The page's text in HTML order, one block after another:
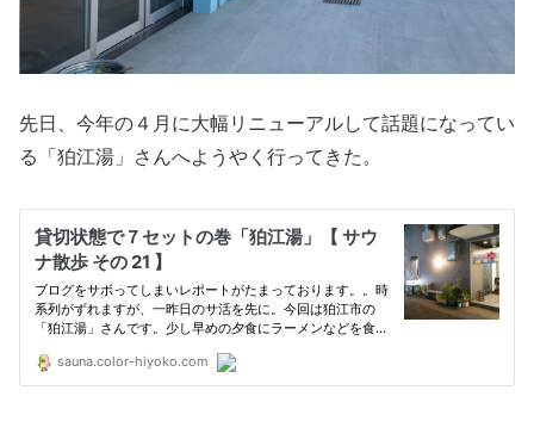
先日、今年の４月に大幅リニューアルして話題になってい
る「狛江湯」さんへようやく行ってきた。